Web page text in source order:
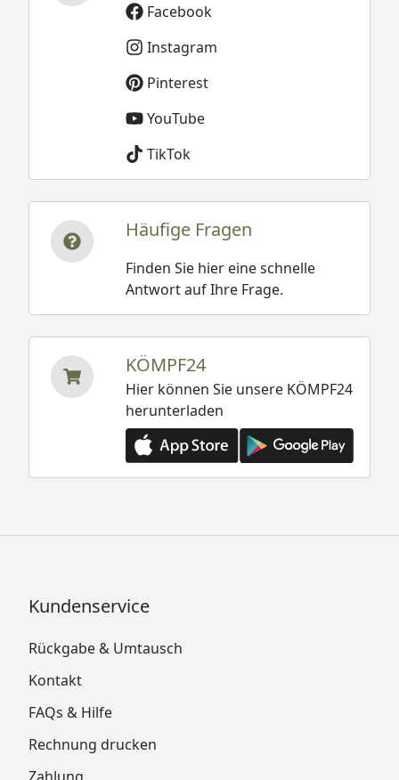
Facebook
Instagram
Pinterest
YouTube
TikTok
Häufige Fragen
Finden Sie hier eine schnelle
Antwort auf Ihre Frage.
KÖMPF24
Hier können Sie unsere KÖMPF24
herunterladen
Kundenservice
Rückgabe & Umtausch
Kontakt
FAQs & Hilfe
Rechnung drucken